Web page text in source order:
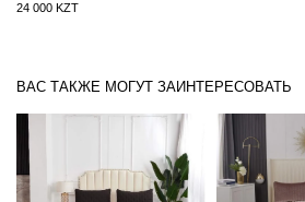
24 000 KZT
ВАС ТАКЖЕ МОГУТ ЗАИНТЕРЕСОВАТЬ